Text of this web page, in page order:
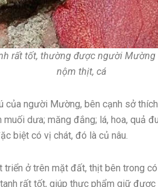
rất tốt, thường được người
nộm thịt, cá
của người Mường, bên cạnh sở
dưa; măng đắng; lá, hoa, quả
biệt có vị chát, đó là củ nâu.
triển ở trên mặt đất, thịt bên trong
rất tốt, giúp thực phẩm giữ